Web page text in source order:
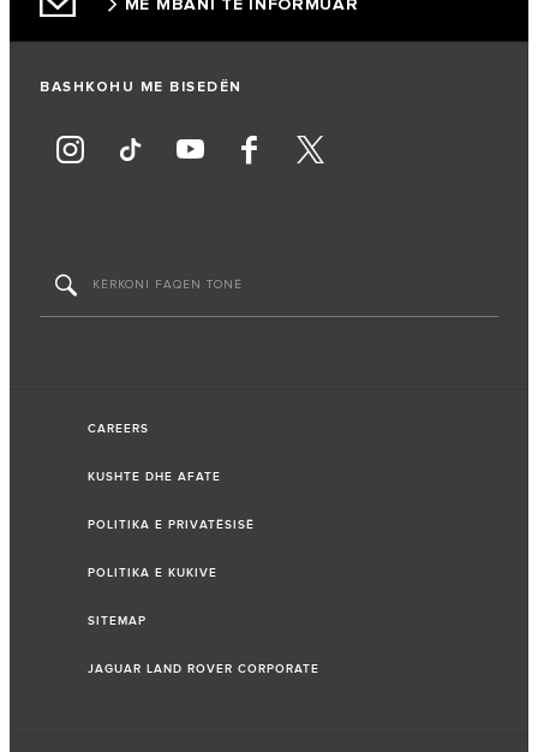
BASHKOHU ME BISEDËN
CAREERS
KUSHTE DHE AFATE
POLITIKA E PRIVATËSISË
POLITIKA E KUKIVE
SITEMAP
JAGUAR LAND ROVER CORPORATE